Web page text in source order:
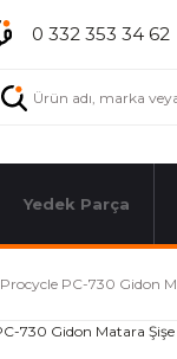
0 332 353 34 62
Yedek Parça
Procycle PC-730 Gidon